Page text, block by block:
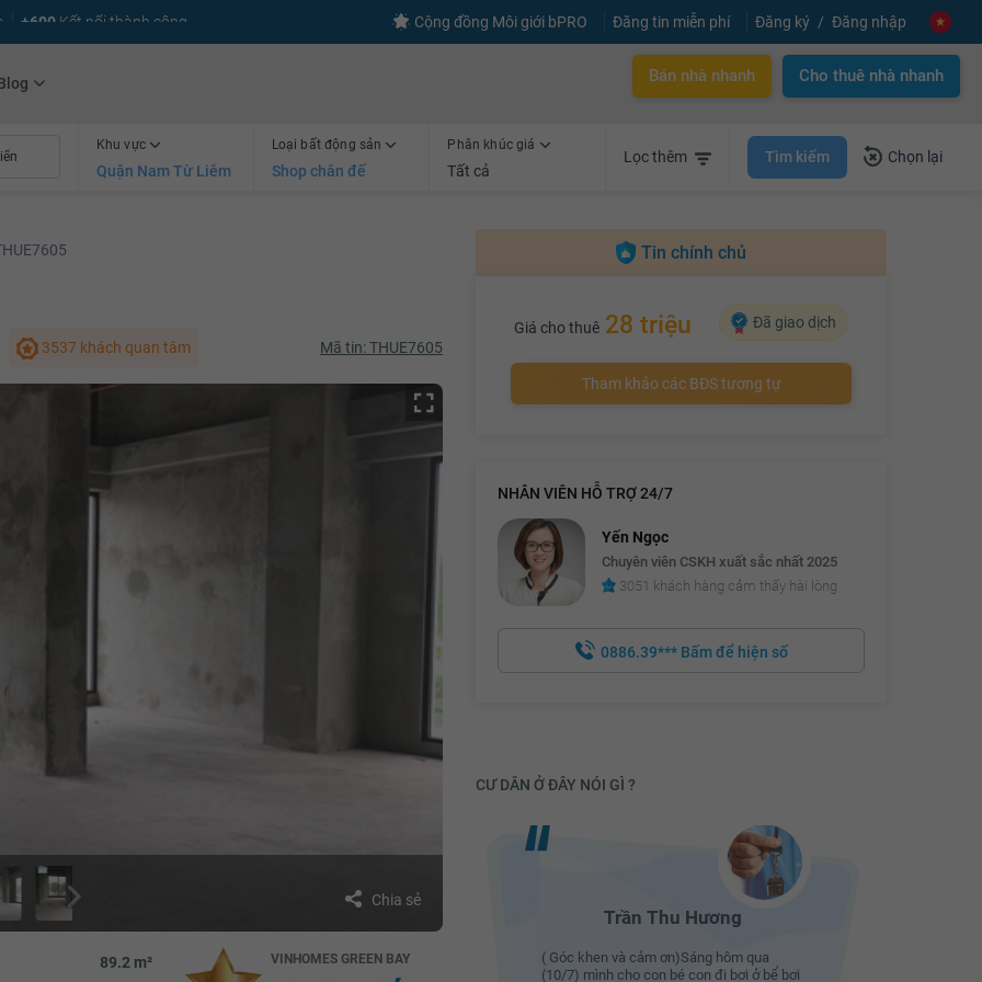
+600 Kết nối thành công Cộng đồng Môi giới bPRO Đăng tin miễn phí Đăng ký Đăng nhập
Bán nhà nhanh Cho thuê nhà nhanh
Khu vực
Quận Nam Từ Liêm
Loại bất động sản
Shop chân đế
Phân khúc giá
Tất cả
Lọc thêm Tìm kiếm Chọn lại
3537 khách quan tâm Mã tin: THUE7605
Chia sẻ
89.2 m² VINHOMES GREEN BAY
Tin chính chủ
Giá cho thuê 28 triệu Đã giao dịch
Tham khảo các BĐS tương tự
NHÂN VIÊN HỖ TRỢ 24/7
Yến Ngọc
Chuyên viên CSKH xuất sắc nhất 2025
3051 khách hàng cảm thấy hài lòng
0886.39*** Bấm để hiện số
CƯ DÂN Ở ĐÂY NÓI GÌ ?
bơi
( Góc khen và cảm ơn)Sáng hôm qua
(10/7) mình cho con bé con đi bơi ở bể bơi
Trần Thu Hương
( Góc khen và cảm ơn)Sáng hôm qua
(10/7) mình cho con bé con đi bơi ở bể bơi